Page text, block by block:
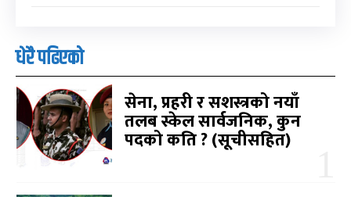
धेरै पढिएको
सेना, प्रहरी र सशस्त्रको नयाँ
तलब स्केल सार्वजनिक, कुन
पदको कति ? (सूचीसहित)